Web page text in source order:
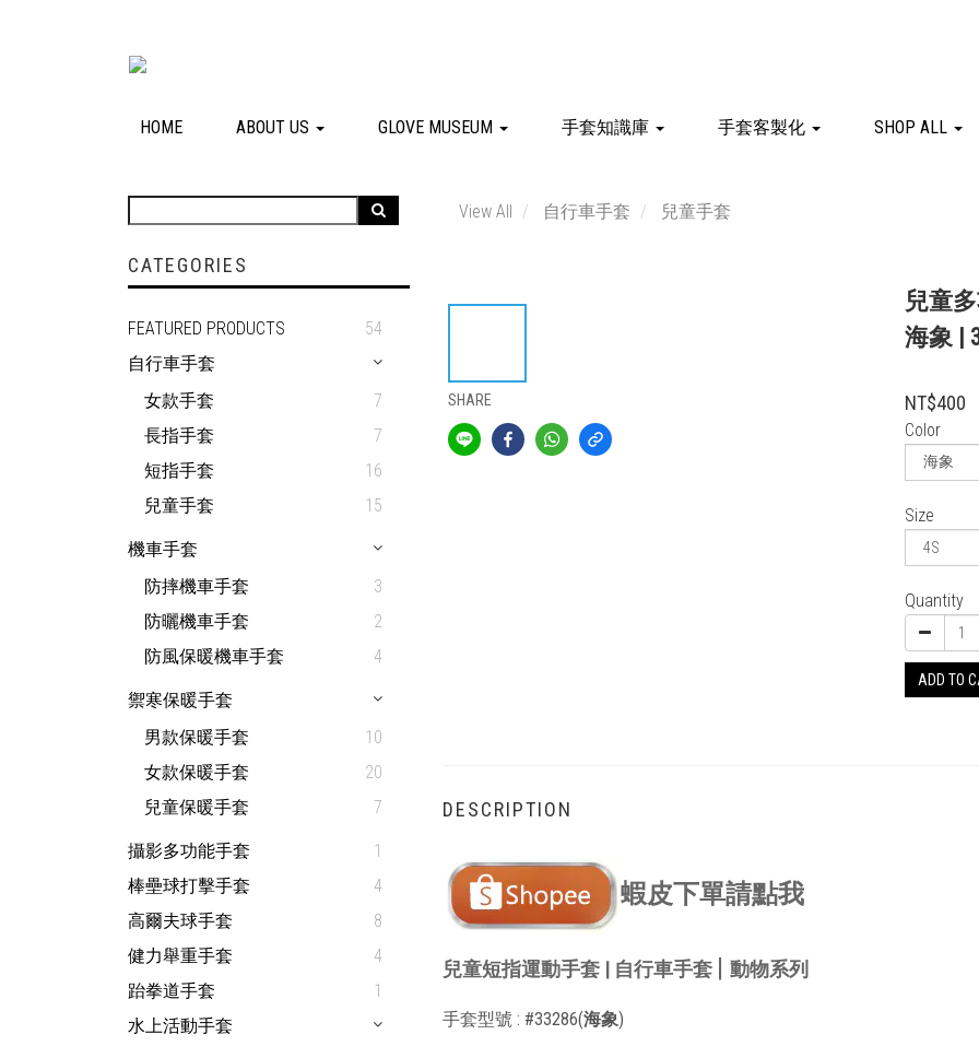
HOME ABOUT US GLOVE MUSEUM 手套知識庫 手套客製化 SHOP ALL
CATEGORIES
FEATURED PRODUCTS
54
自行車手套
女款手套
7
長指手套
7
短指手套
16
兒童手套
15
機車手套
防摔機車手套
3
防曬機車手套
2
防風保暖機車手套
4
禦寒保暖手套
男款保暖手套
10
女款保暖手套
20
兒童保暖手套
7
攝影多功能手套
1
棒壘球打擊手套
4
高爾夫球手套
8
健力舉重手套
4
跆拳道手套
1
水上活動手套
View All 自行車手套 兒童手套
SHARE
兒童
海象 |
NT$400
Color
Size
Quantity
ADD TO
DESCRIPTION
蝦皮下單請點我
兒童短指運動手套 | 自行車手套 | 動物系列
手套型號 : #33286(海象)